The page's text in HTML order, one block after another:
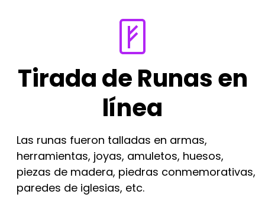
Tirada de Runas en
línea
Las runas fueron talladas en armas,
herramientas, joyas, amuletos, huesos,
piezas de madera, piedras conmemorativas,
paredes de iglesias, etc.